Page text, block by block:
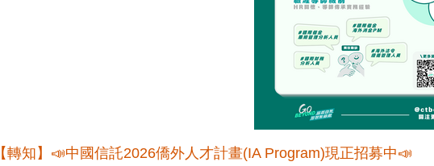
【轉知】📣中國信託2026僑外人才計畫(IA Program)現正招募中📣